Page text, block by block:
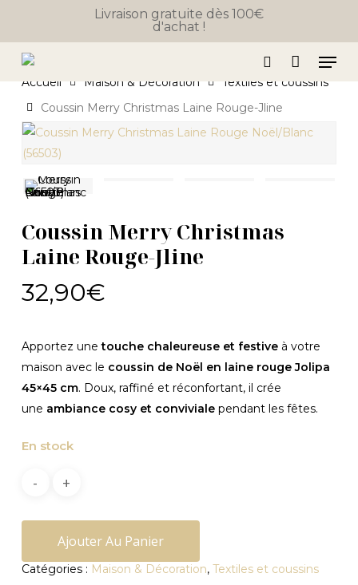
main
Livraison gratuite dès 100€
d'achat !
search
Accueil Maison & Décoration
Textiles et coussins
Coussin Merry Christmas Laine Rouge-Jline
Coussin Merry Christmas
Laine Rouge-Jline
32,90€
Apportez unetouche chaleureuse et festiveà votre
maison avec le coussin de Noël en laine rouge Jolipa
45×45 cm. Doux, raffiné et réconfortant, il crée
une ambiance cosy et convivialependant les fêtes.
En stock
Ajouter Au Panier
Catégories : Maison & Décoration, Textiles et coussins